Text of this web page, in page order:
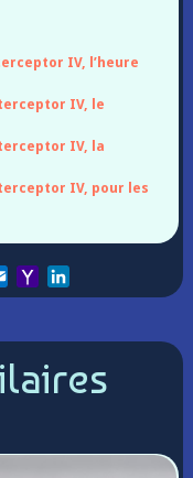
IV, l’heure
IV, le
IV, la
IV, pour les
Outlook.com
Yahoo
Mail